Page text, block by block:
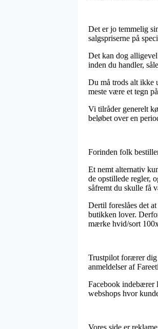
Det er jo temmelig
salgspriserne på
Det kan dog
inden du handler,
Du må trods alt ikke
meste være et tegn
Vi tilråder generelt
beløbet over en
Forinden folk
Et nemt alternativ
de opstillede regler,
såfremt du skulle få
Dertil foreslåes det
butikken lover.
mærke hvid/sort
Trustpilot forærer dig
anmeldelser af
Facebook indebærer
webshops hvor
Vores side er